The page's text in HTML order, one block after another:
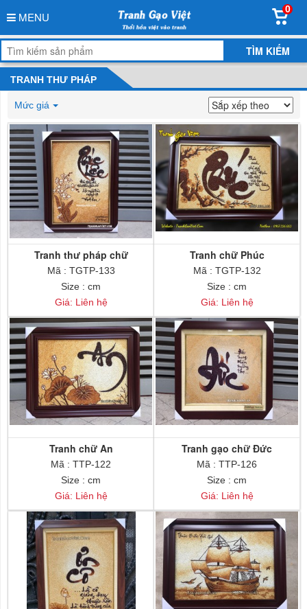
MENU
0
TRANH THƯ PHÁP
Mức giá
Tranh thư pháp chữ
Mã : TGTP-133
Size : cm
Giá: Liên hệ
Tranh chữ Phúc
Mã : TGTP-132
Size : cm
Giá: Liên hệ
Tranh chữ An
Mã : TTP-122
Size : cm
Giá: Liên hệ
Tranh gạo chữ Đức
Mã : TTP-126
Size : cm
Giá: Liên hệ